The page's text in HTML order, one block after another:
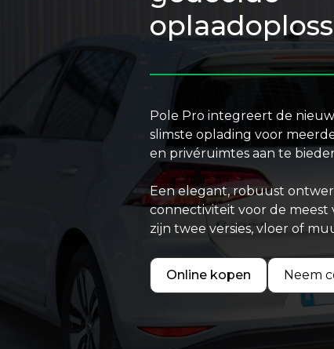
Pole Pro integreert de
slimste oplading voor
en privéruimtes aan te
Een elegant, robuust
connectiviteit voor de meest
zijn twee versies, vloer of
Online kopen Neem